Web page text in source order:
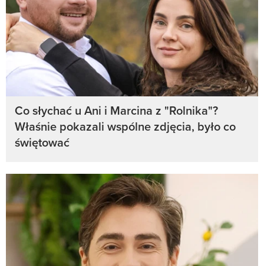
Co słychać u Ani i Marcina z "Rolnika"?
Właśnie pokazali wspólne zdjęcia, było co
świętować